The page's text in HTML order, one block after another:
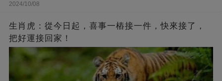
2024/10/08
生肖虎：從今日起，喜事一樁接一件，快來接了，
把好運接回家！